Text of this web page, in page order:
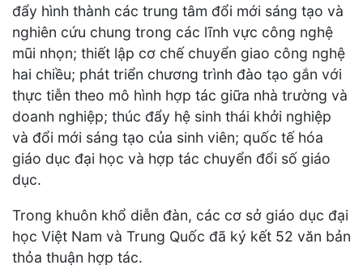
đẩy hình thành các trung tâm đổi mới sáng tạo và
nghiên cứu chung trong các lĩnh vực công nghệ
mũi nhọn; thiết lập cơ chế chuyển giao công nghệ
hai chiều; phát triển chương trình đào tạo gắn với
thực tiễn theo mô hình hợp tác giữa nhà trường và
doanh nghiệp; thúc đẩy hệ sinh thái khởi nghiệp
và đổi mới sáng tạo của sinh viên; quốc tế hóa
giáo dục đại học và hợp tác chuyển đổi số giáo
dục.
Trong khuôn khổ diễn đàn, các cơ sở giáo dục đại
học Việt Nam và Trung Quốc đã ký kết 52 văn bản
thỏa thuận hợp tác.